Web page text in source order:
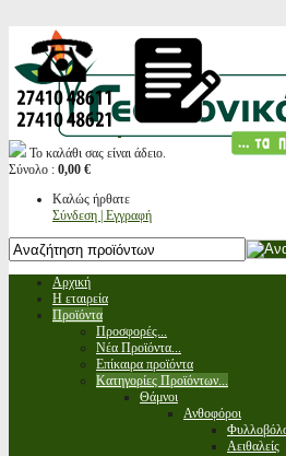
Το καλάθι σας είναι άδειο.
Σύνολο : 0,00 €
Καλώς ήρθατε
Σύνδεση | Εγγραφή
Αρχική
Η εταιρεία
Προϊόντα
Προσφορές...
Νέα Προϊόντα...
Επίκαιρα προϊόντα
Κατηγορίες Προϊόντων...
Θάμνοι
Ανθοφόροι
Αειθαλείς